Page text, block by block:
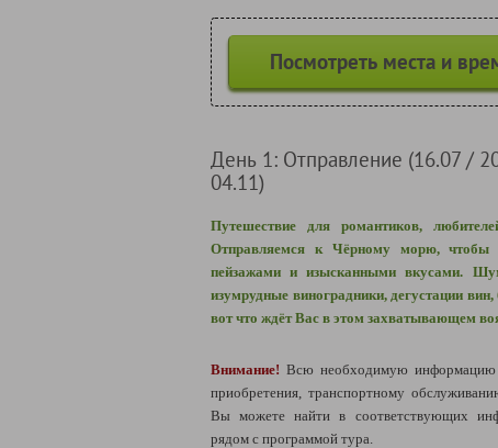
Посмотреть места и
День 1: Отправление (16.07 /
04.11)
Путешествие для романтиков,
Отправляемся к Чёрному морю, чтобы
пейзажами и изысканными вкусами.
изумрудные виноградники, дегустации
вот что ждёт Вас в этом захватывающем
Внимание! Всю необходимую информацию
приобретения, транспортному
Вы можете найти в соответствующих
рядом с программой тура.